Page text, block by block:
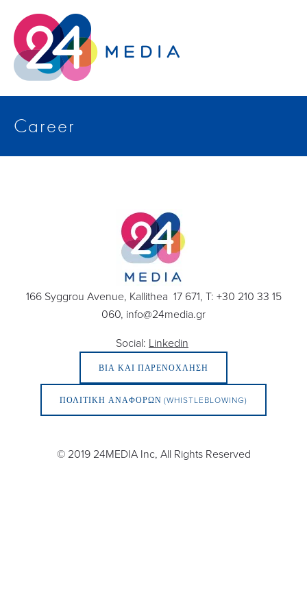
Career
060, info@24media.gr
Social: Linkedin
ΒΙΑ ΚΑΙ ΠΑΡΕΝΟΧΛΗΣΗ
ΠΟΛΙΤΙΚΗ ΑΝΑΦΟΡΩΝ (WHISTLEBLOWING)
© 2019 24MEDIA Inc, All Rights Reserved